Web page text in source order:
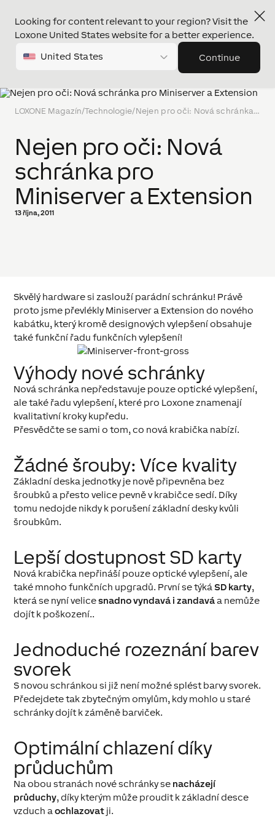
Looking for content relevant to your region? Visit the
Loxone United States website for a better experience.
United States Continue
LOXONE Magazín/Technologie/ Nejen pro oči: Nová schránka pro Miniserver a Extension
Nejen pro oči: Nová
schránka pro
Miniserver a Extension
13 října, 2011
Skvělý hardware si zaslouží parádní schránku! Právě
proto jsme převlékly Miniserver a Extension do nového
kabátku, který kromě designových vylepšení obsahuje
také funkční řadu funkčních vylepšení!
Výhody nové schránky
Nová schránka nepředstavuje pouze optické vylepšení,
ale také řadu vylepšení, které pro Loxone znamenají
kvalitativní kroky kupředu.
Přesvědčte se sami o tom, co nová krabička nabízí.
Žádné šrouby: Více kvality
Základní deska jednotky je nově připevněna bez
šroubků a přesto velice pevně v krabičce sedí. Díky
tomu nedojde nikdy k porušení základní desky kvůli
šroubkům.
Lepší dostupnost SD karty
Nová krabička nepřináší pouze optické vylepšení, ale
také mnoho funkčních upgradů. První se týkáSD karty,
která se nyní velicesnadno vyndavá i zandaváa nemůže
dojít k poškození..
Jednoduché rozeznání barev
svorek
S novou schránkou si již není možné splést barvy svorek.
Předejdete tak zbytečným omylům, kdy mohlo u staré
schránky dojít k záměně barviček.
Optimální chlazení díky
průduchům
Na obou stranách nové schránky se nacházejí
průduchy, díky kterým může proudit k základní desce
vzduch aochlazovat ji.